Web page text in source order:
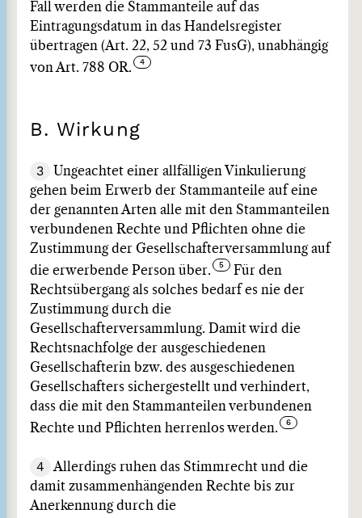
Fall werden die Stammanteile auf das
Eintragungsdatum in das Handelsregister
übertragen (Art. 22, 52 und 73 FusG), unabhängig
von Art. 788 OR.
B. Wirkung
3
Ungeachtet einer allfälligen Vinkulierung
gehen beim Erwerb der Stammanteile auf eine
der genannten Arten alle mit den Stammanteilen
verbundenen Rechte und Pflichten ohne die
Zustimmung der Gesellschafterversammlung auf
die erwerbende Person über.
Für den
Rechtsübergang als solches bedarf es nie der
Zustimmung durch die
Gesellschafterversammlung. Damit wird die
Rechtsnachfolge der ausgeschiedenen
Gesellschafterin bzw. des ausgeschiedenen
Gesellschafters sichergestellt und verhindert,
dass die mit den Stammanteilen verbundenen
Rechte und Pflichten herrenlos werden.
4
Allerdings ruhen das Stimmrecht und die
damit zusammenhängenden Rechte bis zur
Anerkennung durch die